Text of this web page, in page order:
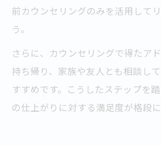
前カウンセリングのみを活用して
う。
さらに、カウンセリングで得たア
持ち帰り、家族や友人とも相談し
すすめです。こうしたステップを
の仕上がりに対する満足度が格段に